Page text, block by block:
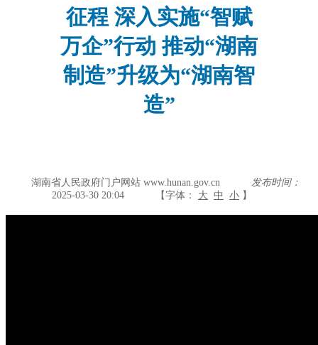
征程 深入实施“智赋
万企”行动 推动“湖南
制造”升级为“湖南智
造”
湖南省人民政府门户网站 www.hunan.gov.cn
发布时间：
2025-03-30 20:04
【字体： 大 中 小 】